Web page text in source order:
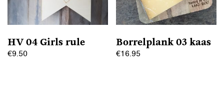
gekozen
worden
de
productpagina
HV 04 Girls rule
€9.50
Borrelplank 03 kaas
€16.95